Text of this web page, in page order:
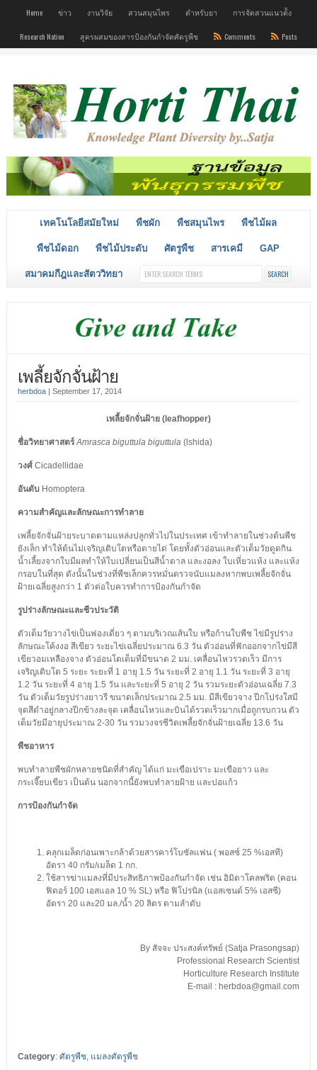
Home ข่าว งานวิจัย สวนสมุนไพร ตำหรับยา การจัดสวนแนวต้ัง
Research Nation สูตรผสมของสารป้องกันกำจัดศัตรูพืช Comments Posts
เทคโนโลยีสมัยใหม่ พืชผัก พืชสมุนไพร พืชไม้ผล
พืชไม้ดอก พืชไม้ประดับ ศัตรูพืช สารเคมี GAP
สมาคมกีฎและสัตววิทยา
เพลี้ยจักจั่นฝ้าย
herbdoa| September 17, 2014
เพลี้ยจักจั่นฝ้าย (leafhopper)
ชื่อวิทยาศาสตร์Amrasca biguttula biguttula (lshida)
วงศ์ Cicadellidae
อันดับ Homoptera
ความสำคัญและลักษณะการทำลาย
เพลี้ยจักจั่นฝ้ายระบาดตามแหล่งปลูกทั่วไปในประเทศ เข้าทำลายในช่วงต้นพืช
ยังเล็ก ทำให้ต้นไม่เจริญเติบโตหรือตายได่ โดยทั้งตัวอ่อนและตัวเต็มวัยดูดกิน
น้ำเลี้ยงจากใบมีผลทำให้ใบเปลี่ยนเป็นสีน้ำตาล และงอลง ใบเหี่ยวแห้ง และแห้ง
กรอบในที่สุด ดังนั้นในช่วงที่พืชเล็กควรหมั่นตรวจนับแมลงหากพบเพลี้ยจักจั่น
ฝ้ายเฉลี่ยสูงกว่า 1 ตัวต่อใบควรทำการป้องกันกำจัด
รูปร่างลักษณะและชีวประวัติ
ตัวเต็มวัยวางไข่เป็นฟองเดี่ยว ๆ ตามบริเวณเส้นใบ หรือก้านใบพืช ไข่มีรูปร่าง
ลักษณะโค้งงอ สีเขียว ระยะไข่เฉลี่ยประมาณ 6.3 วัน ตัวอ่อนที่ฟักออกจากไข่มีสี
เขียวอมเหลืองจาง ตัวอ่อนโตเต็มที่มีขนาด 2 มม. เคลื่อนไหวรวดเร็ว มีการ
เจริญเติบโต 5 ระยะ ระยะที่ 1 อายุ 1.5 วัน ระยะที่ 2 อายุ 1.1 วัน ระยะที่ 3 อายุ
1.2 วัน ระยะที่ 4 อายุ 1.5 วัน และระยะที่ 5 อายุ 2 วัน รวมระยะตัวอ่อนเฉลี่ย 7.3
วัน ตัวเต็มวัยรูปร่างยาวรี ขนาดเล็กประมาณ 2.5 มม. มีสีเขียวจาง ปีกโปร่งใสมี
จุดสีดำอยู่กลางปีกข้างละจุด เคลื่อนไหวและบินได้รวดเร็วมากเมื่อถูกรบกวน ตัว
เต็มวัยมีอายุประมาณ 2-30 วัน รวมวงจรชีวิตเพลี้ยจักจั่นฝ้ายเฉลี่ย 13.6 วัน
พืชอาหาร
พบทำลายพืชผักหลายชนิดที่สำคัญ ได้แก่ มะเขือเปราะ มะเขือยาว และ
กระเจี๊ยบเขียว เป็นต้น นอกจากนี้ยังพบทำลายฝ้าย และปอแก้ว
การป้องกันกำจัด
คลุกเมล็ดก่อนเพาะกล้าด้วยสารคาร์โบซัลแฟน ( พอสซ์ 25 %เอสที)
อัตรา 40 กรัม/เมล็ด 1 กก.
ใช้สารฆ่าแมลงที่มีประสิทธิภาพป้องกันกำจัด เช่น อิมิดาโคลพริด (คอน
ฟิดอร์ 100 เอสแอล 10 % SL) หรือ ฟิโปรนิล (แอสเซนด์ 5% เอสซี)
อัตรา 20 และ20 มล./น้ำ 20 ลิตร ตามลำดับ
By สัจจะ ประสงค์ทรัพย์ (Satja Prasongsap)
Professional Research Scientist
Horticulture Research Institute
E-mail : herbdoa@gmail.com
Category: ศัตรูพืช, แมลงศัตรูพืช